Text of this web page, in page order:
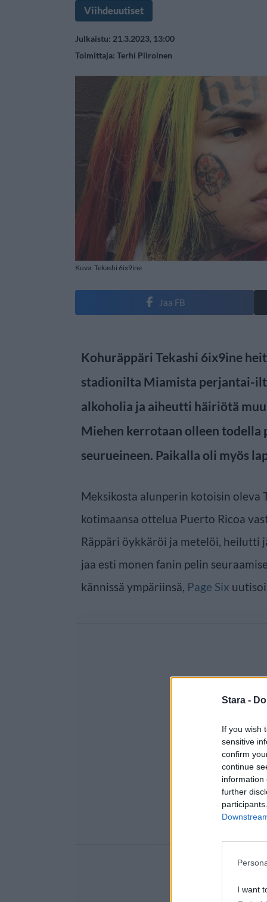
Stara -
If you wish
sensitive
confirm
continue
information
further
I want
Viihdeuutiset
Julkaistu: 21.3.2023, 13:00
Toimittaja: Terhi Piiroinen
Kuva: Tekashi 6ix9ine
Jaa FB
Kohuräppäri Tekashi 6ix9ine
stadionilta Miamista perjantai-
alkoholia ja aiheutti häiriötä
Miehen kerrotaan olleen todella
seurueineen. Paikalla oli myös
Meksikosta alunperin kotoisin oleva
kotimaansa ottelua Puerto Ricoa
Räppäri öykkäröi ja metelöi, heilutti
jaa esti monen fanin pelin
kännissä ympäriinsä, Page Six